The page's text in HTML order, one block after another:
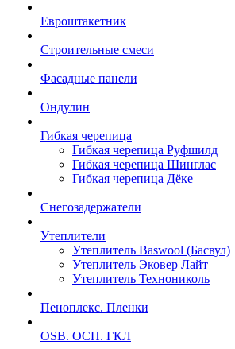
Евроштакетник
Строительные смеси
Фасадные панели
Ондулин
Гибкая черепица
Гибкая черепица Руфшилд
Гибкая черепица Шинглас
Гибкая черепица Дёке
Снегозадержатели
Утеплители
Утеплитель Baswool (Басвул)
Утеплитель Эковер Лайт
Утеплитель Технониколь
Пеноплекс. Пленки
OSB. ОСП. ГКЛ